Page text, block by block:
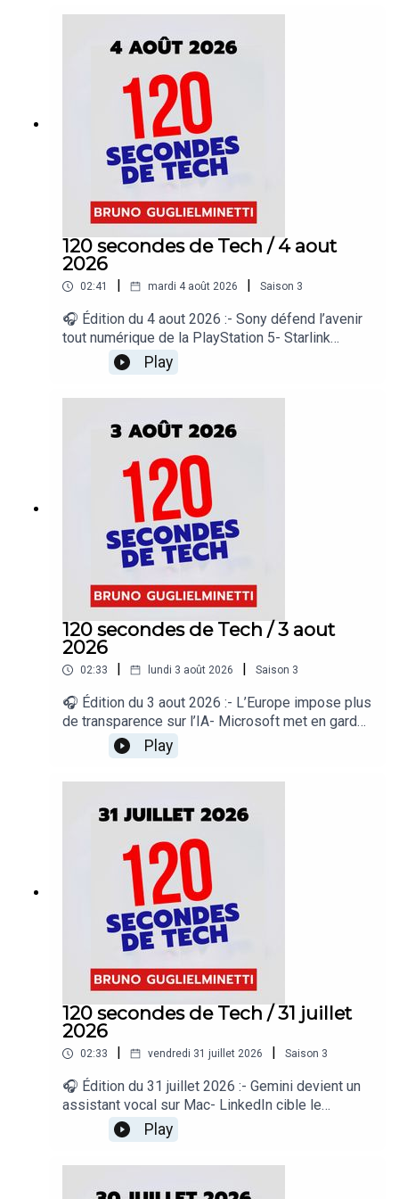
iPhone et Windows- Spotify dépasse les 300
miserait sur la rétrocompatibilité totale« 120
secondes de Tech », un regard sur le quotidien de
l’actualité numérique proposé par Bruno
Guglielminetti Découvrez Micrologic.ca
120 secondes de Tech / 4 aout
2026
02:41 mardi 4 août 2026 Saison 3
🎧 Édition du 4 aout 2026 :- Sony défend l’avenir
tout numérique de la PlayStation 5- Starlink
pousse un pionnier du satellite à la faillite-
Bluesky veut bâtir un réseau social ouvert à
grande échelle- DuckDuckGo lance des lunettes…
AirPods Pro- Une fuite révèle le Lenovo
Googlebook 15« 120 secondes de Tech », un
regard sur le quotidien de l’actualité numérique
proposé par Bruno Guglielminetti Découvrez
Micrologic.ca
Play
120 secondes de Tech / 3 aout
2026
02:33 lundi 3 août 2026 Saison 3
🎧 Édition du 3 aout 2026 :- L’Europe impose plus
de transparence sur l’IA- Microsoft met en garde
contre les Wi-Fi publics- Google élargit Gemini
Spark- Google suspend Nano Banana dans
Google Earth- Les jeunes Australiens toujours sur
regard sur le quotidien de l’actualité numérique
proposé par Bruno Guglielminetti Découvrez
Micrologic.ca
Play
120 secondes de Tech / 31 juillet
2026
02:33 vendredi 31 juillet 2026 Saison 3
🎧 Édition du 31 juillet 2026 :- Gemini devient un
assistant vocal sur Mac- LinkedIn cible le
contenu IA médiocre- Google Earth accueille
Nano Banana- Waymo ajoute Gemini à ses
robotaxis- Microsoft prépare une super
Play